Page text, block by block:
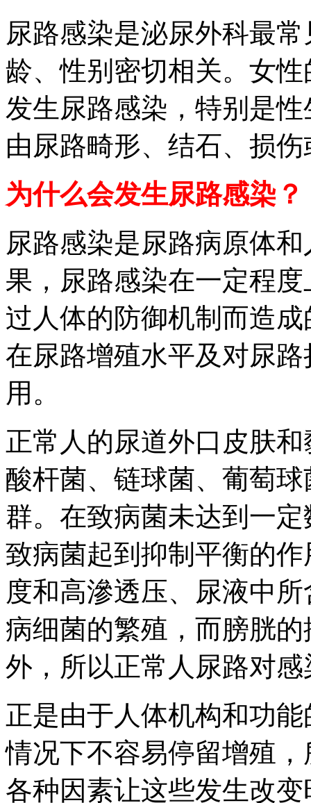
尿路感染是泌尿外科最
龄、性别密切相关。女
发生尿路感染，特别是
由尿路畸形、结石、损
为什么会发生尿路感染？
尿路感染是尿路病原体
果，尿路感染在一定程
过人体的防御机制而造
在尿路增殖水平及对尿
用。
正常人的尿道外口皮肤
酸杆菌、链球菌、葡萄
群。在致病菌未达到一
致病菌起到抑制平衡的
度和高滲透压、尿液中
病细菌的繁殖，而膀胱
外，所以正常人尿路对
正是由于人体机构和功
情况下不容易停留增殖
各种因素让这些发生改